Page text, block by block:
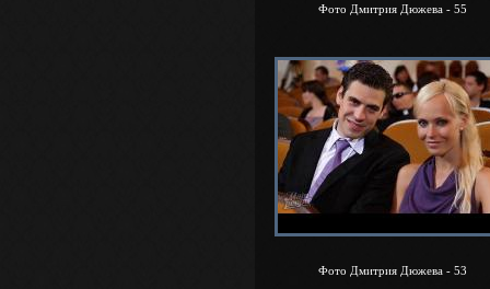
Фото Дмитрия Дюжева - 55
Фото Дмитрия Дюжева - 53